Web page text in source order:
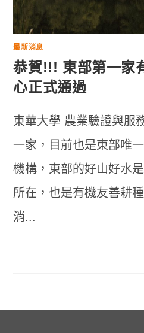
最新消息
恭賀!!! 東部第一家
心正式通過
東華大學 農業驗證與服
一家，目前也是東部唯
機構，東部的好山好水
所在，也是有機友善耕
消...